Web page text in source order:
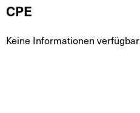
CPE
Keine Informationen verfügbar